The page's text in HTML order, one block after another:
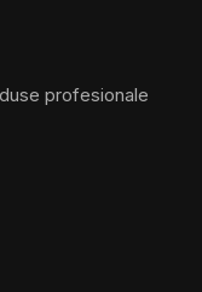
profesionale